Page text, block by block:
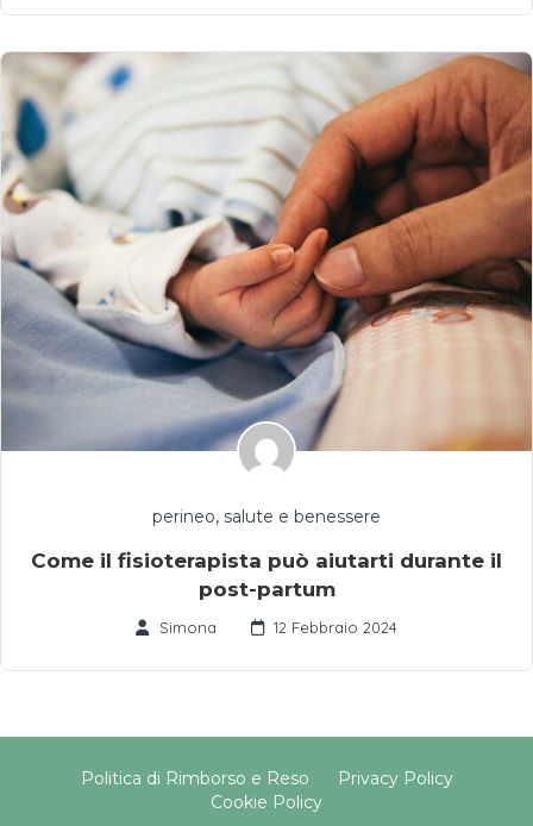
perineo, salute e benessere
Come il fisioterapista può aiutarti durante il
post-partum
Simona 12 Febbraio 2024
Politica di Rimborso e Reso
Privacy Policy
Cookie Policy